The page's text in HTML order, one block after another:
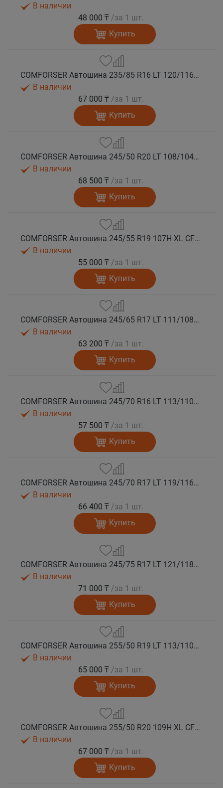
В наличии
48 000 ₸ /за 1 шт.
Купить
COMFORSER Автошина 235/85 R16 LT 120/116R CF1100 10PR RWL лето
В наличии
67 000 ₸ /за 1 шт.
Купить
COMFORSER Автошина 245/50 R20 LT 108/104S CF1100 RWL лето
В наличии
68 500 ₸ /за 1 шт.
Купить
COMFORSER Автошина 245/55 R19 107H XL CF1100 RWL лето
В наличии
55 000 ₸ /за 1 шт.
Купить
COMFORSER Автошина 245/65 R17 LT 111/108S CF1100 8PR RWL лето
В наличии
63 200 ₸ /за 1 шт.
Купить
COMFORSER Автошина 245/70 R16 LT 113/110S CF1100 8PR RWL лето
В наличии
57 500 ₸ /за 1 шт.
Купить
COMFORSER Автошина 245/70 R17 LT 119/116S CF1100 10PR RWL лето
В наличии
66 400 ₸ /за 1 шт.
Купить
COMFORSER Автошина 245/75 R17 LT 121/118S CF1100 10PR RWL лето
В наличии
71 000 ₸ /за 1 шт.
Купить
COMFORSER Автошина 255/50 R19 LT 113/110S CF1100 RWL лето
В наличии
65 000 ₸ /за 1 шт.
Купить
COMFORSER Автошина 255/50 R20 109H XL CF1100 RWL лето
В наличии
67 000 ₸ /за 1 шт.
Купить